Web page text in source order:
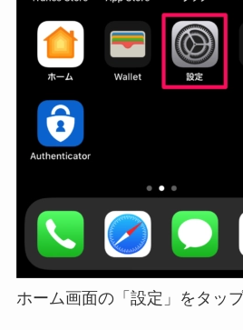
ホーム画面の「設定」をタップ